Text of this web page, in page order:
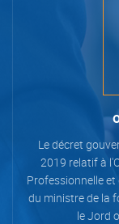
Le décret
2019 relatif à
Professionnelle
du ministre de la
le Jord